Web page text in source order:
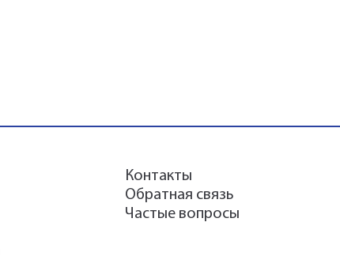
Контакты
Обратная связь
Частые вопросы